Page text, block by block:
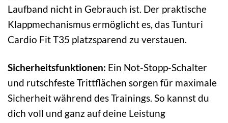
Laufband nicht in Gebrauch ist. Der praktische
Klappmechanismus ermöglicht es, das Tunturi
Cardio Fit T35 platzsparend zu verstauen.
Sicherheitsfunktionen: Ein Not-Stopp-Schalter
und rutschfeste Trittflächen sorgen für maximale
Sicherheit während des Trainings. So kannst du
dich voll und ganz auf deine Leistung